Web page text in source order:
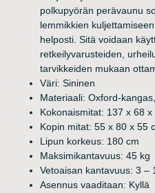
polkupyörän perävaunu
lemmikkien
helposti. Sitä voidaan
retkeilyvarusteiden,
tarvikkeiden mukaan
Väri: Sininen
Materiaali: Oxford-
Kokonaismitat: 137 x 68
Kopin mitat: 55 x 80 x 55
Lipun korkeus: 180 cm
Maksimikantavuus: 45 kg
Vetoaisan kantavuus: 3 –
Asennus vaaditaan: Kyllä